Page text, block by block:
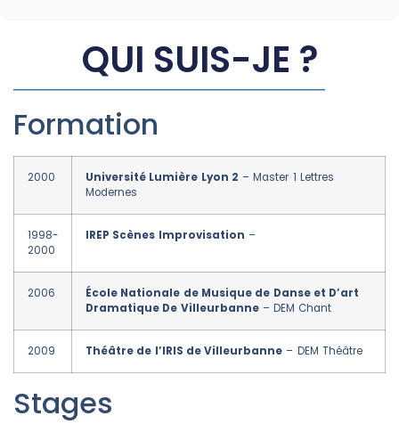
QUI SUIS-JE ?
Formation
2000 Université Lumière Lyon 2 – Master 1 Lettres
Modernes
1998-
2000
IREP Scènes Improvisation –
2006
École Nationale de Musique de Danse et D’art
Dramatique De Villeurbanne– DEM Chant
2009 Théâtre de l’IRIS de Villeurbanne – DEM Théâtre
Stages